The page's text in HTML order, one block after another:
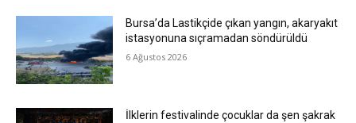
Bursa’da Lastikçide çıkan yangın, akaryakıt
istasyonuna sıçramadan söndürüldü
6 Ağustos 2026
İlklerin festivalinde çocuklar da şen şakrak